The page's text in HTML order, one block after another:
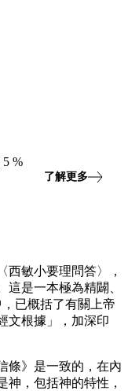
5 %
了解更多
西敏小要理問答〉，
這是一本極為精闢、
已概括了有關上帝
文根據」，加深印
條》是一致的，在內
神，包括神的特性，